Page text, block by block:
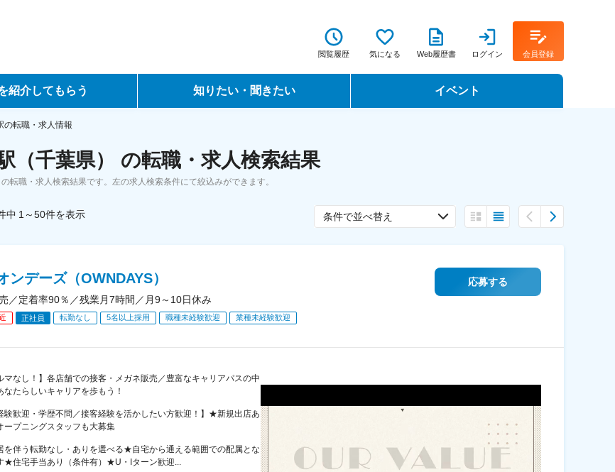
閲覧履歴 気になる Web履歴書 ログイン 会員登録
紹介してもらう
ービス
ス
知りたい・聞きたい
データで見る転職
イベント
の転職・求人情報
（千葉県） の転職・求人検索結果
転職・求人検索結果です。左の求人検索条件にて絞込みができます。
中 1～50件を表示 条件で並べ替え
ンデーズ（OWNDAYS）
／定着率90％／残業月7時間／月9～10日休み
正社員 転勤なし 5名以上採用 職種未経験歓迎 業種未経験歓迎
応募する
マなし！】各店舗での接客・メガネ販売／豊富なキャリアパスの中
なたらしいキャリアを歩もう！
験歓迎・学歴不問／接客経験を活かしたい方歓迎！】★新規出店あ
ープニングスタッフも大募集
伴う転勤なし・ありを選べる★自宅から通える範囲での配属とな
★住宅手当あり（条件有）★U・Iターン歓迎...